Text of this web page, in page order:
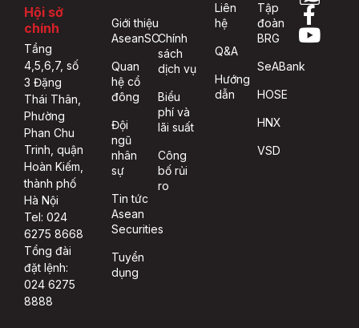
Hội sở
chính
Tầng
4,5,6,7, số
3 Đặng
Thái Thân,
Phường
Phan Chu
Trinh, quận
Hoàn Kiếm,
thành phố
Hà Nội
Tel: 024
6275 8668
Tổng đài
đặt lệnh:
024 6275
8888
Giới thiệu
AseanSC
Quan
hệ cổ
đông
Đội
ngũ
nhân
sự
Tin tức
Asean
Securities
Tuyển
dụng
Chính
sách
dịch vụ
Biểu
phí và
lãi suất
Công
bố rủi
ro
Liên
hệ
Q&A
Hướng
dẫn
Tập
đoàn
BRG
SeABank
HOSE
HNX
VSD